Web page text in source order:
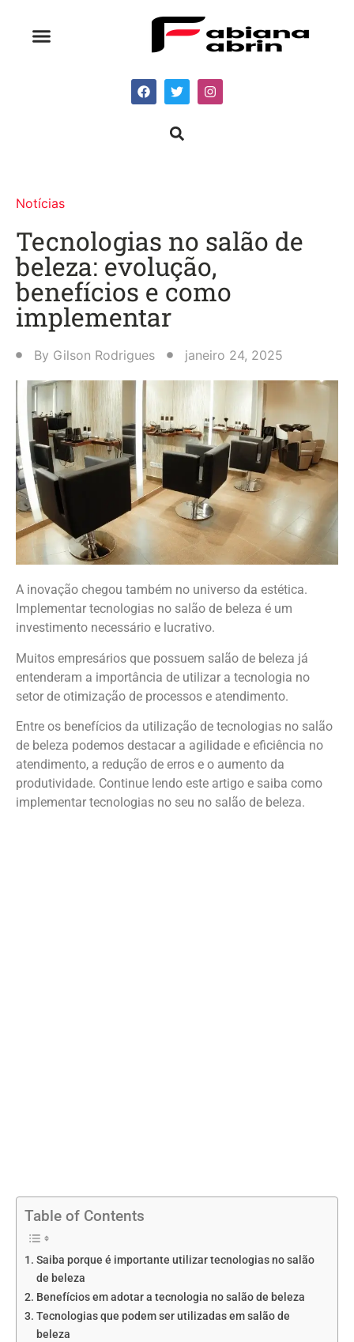
Notícias
Tecnologias no salão de
beleza: evolução,
benefícios e como
implementar
By Gilson Rodrigues janeiro 24, 2025
A inovação chegou também no universo da estética.
Implementar tecnologias no salão de beleza é um
investimento necessário e lucrativo.
Muitos empresários que possuem salão de beleza já
entenderam a importância de utilizar a tecnologia no
setor de otimização de processos e atendimento.
Entre os benefícios da utilização de tecnologias no salão
de beleza podemos destacar a agilidade e eficiência no
atendimento, a redução de erros e o aumento da
produtividade. Continue lendo este artigo e saiba como
implementar tecnologias no seu no salão de beleza.
Table of Contents
Saiba porque é importante utilizar tecnologias no salão
de beleza
Benefícios em adotar a tecnologia no salão de beleza
Tecnologias que podem ser utilizadas em salão de
beleza